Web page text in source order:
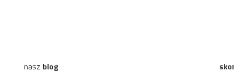
nasz blog